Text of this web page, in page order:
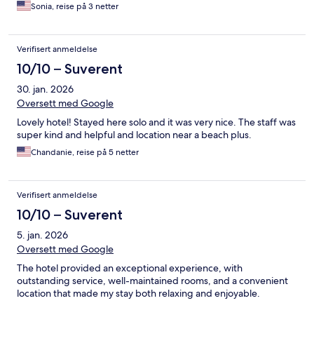
Sonia, reise på 3 netter
Verifisert anmeldelse
10/10 – Suverent
30. jan. 2026
Oversett med Google
Lovely hotel! Stayed here solo and it was very nice. The staff was
super kind and helpful and location near a beach plus.
Chandanie, reise på 5 netter
Verifisert anmeldelse
10/10 – Suverent
5. jan. 2026
Oversett med Google
The hotel provided an exceptional experience, with
outstanding service, well-maintained rooms, and a convenient
location that made my stay both relaxing and enjoyable.